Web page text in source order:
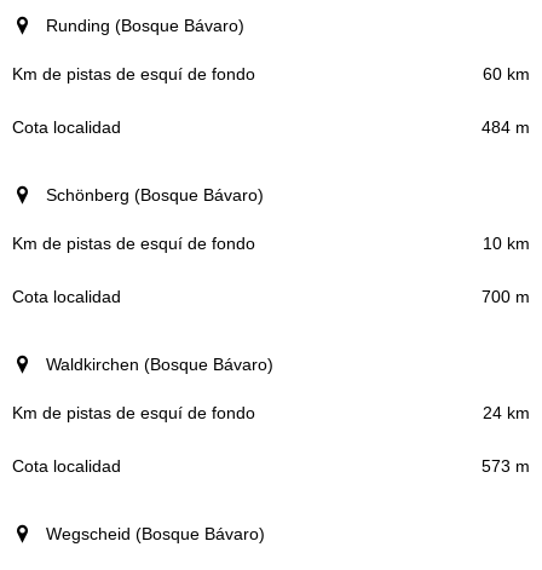
Runding (Bosque Bávaro)
60 km
484 m
Schönberg (Bosque Bávaro)
10 km
700 m
Waldkirchen (Bosque Bávaro)
24 km
573 m
Wegscheid (Bosque Bávaro)